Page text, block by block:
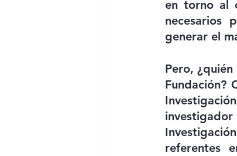
en torno al
necesarios
generar el
Pero,
Fundación?
referentes